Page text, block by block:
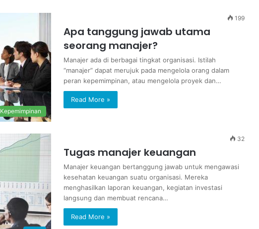
Kepemimpinan
199
Apa tanggung jawab utama
seorang manajer?
Manajer ada di berbagai tingkat organisasi. Istilah
“manajer” dapat merujuk pada mengelola orang dalam
peran kepemimpinan, atau mengelola proyek dan…
Read More »
32
Tugas manajer keuangan
Manajer keuangan bertanggung jawab untuk mengawasi
kesehatan keuangan suatu organisasi. Mereka
menghasilkan laporan keuangan, kegiatan investasi
langsung dan membuat rencana…
Read More »